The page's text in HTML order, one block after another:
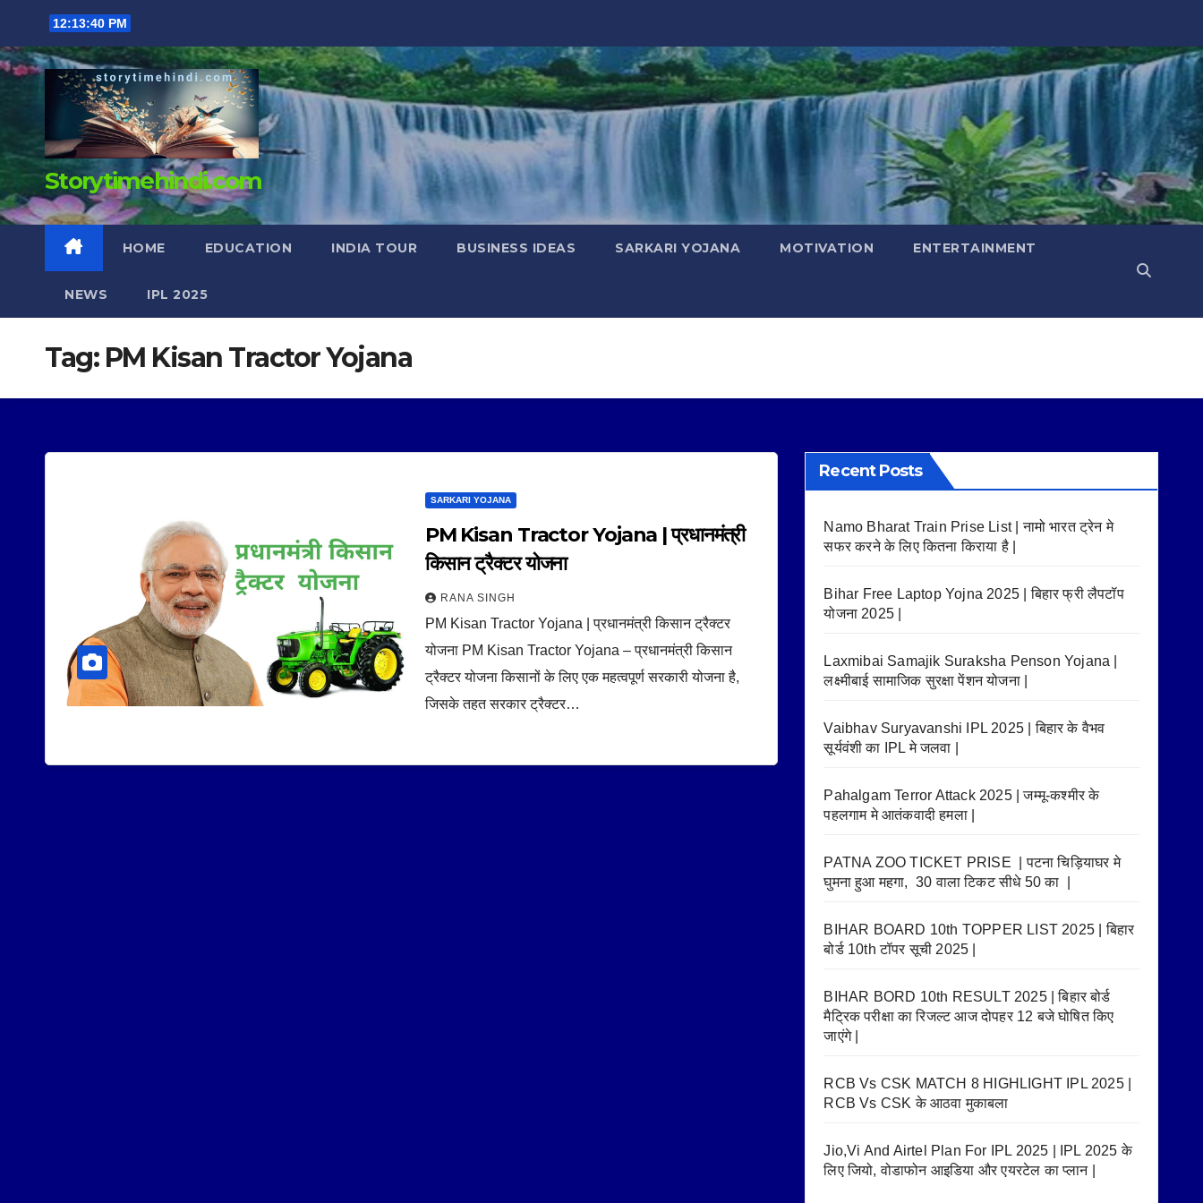
content
12:13:41 PM
Storytimehindi.com
HOME EDUCATION INDIA TOUR BUSINESS IDEAS SARKARI YOJANA MOTIVATION ENTERTAINMENT
NEWS IPL 2025
Tag: PM Kisan Tractor Yojana
SARKARI YOJANA
PM Kisan Tractor Yojana | प्रधानमंत्री
किसान ट्रैक्टर योजना
RANA SINGH
PM Kisan Tractor Yojana | प्रधानमंत्री किसान ट्रैक्टर
योजना PM Kisan Tractor Yojana – प्रधानमंत्री किसान
ट्रैक्टर योजना किसानों के लिए एक महत्वपूर्ण सरकारी योजना है,
जिसके तहत सरकार ट्रैक्टर…
Recent Posts
Namo Bharat Train Prise List | नामो भारत ट्रेन मे
सफर करने के लिए कितना किराया है |
Bihar Free Laptop Yojna 2025 | बिहार फ्री लैपटॉप
योजना 2025 |
Laxmibai Samajik Suraksha Penson Yojana |
लक्ष्मीबाई सामाजिक सुरक्षा पेंशन योजना |
Vaibhav Suryavanshi IPL 2025 | बिहार के वैभव
सूर्यवंशी का IPL मे जलवा |
Pahalgam Terror Attack 2025 | जम्मू-कश्मीर के
पहलगाम मे आतंकवादी हमला |
PATNA ZOO TICKET PRISE | पटना चिड़ियाघर मे
घुमना हुआ महगा, 30 वाला टिकट सीधे 50 का |
BIHAR BOARD 10th TOPPER LIST 2025 | बिहार
बोर्ड 10th टॉपर सूची 2025 |
BIHAR BORD 10th RESULT 2025 | बिहार बोर्ड
मैट्रिक परीक्षा का रिजल्ट आज दोपहर 12 बजे घोषित किए
जाएंगे |
RCB Vs CSK MATCH 8 HIGHLIGHT IPL 2025 |
RCB Vs CSK के आठवा मुकाबला
Jio,Vi And Airtel Plan For IPL 2025 | IPL 2025 के
लिए जियो, वोडाफोन आइडिया और एयरटेल का प्लान |